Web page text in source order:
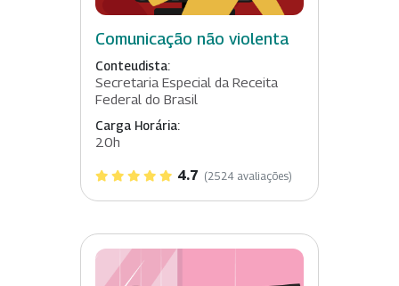
Comunicação não violenta
Conteudista:
Secretaria Especial da Receita
Federal do Brasil
Carga Horária:
20h
4.7 (2524 avaliações)